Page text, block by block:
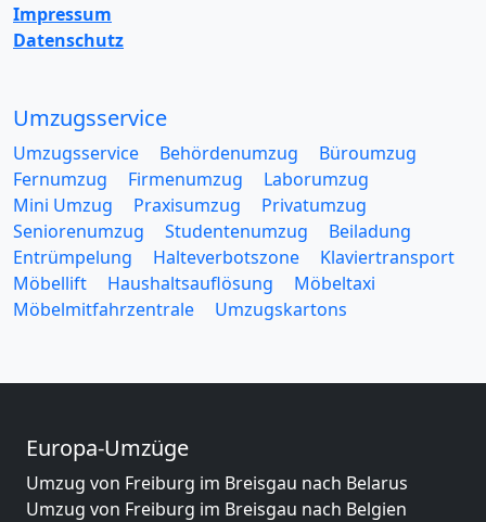
Impressum
Datenschutz
Umzugsservice
Umzugsservice Behördenumzug
Büroumzug
Fernumzug
Firmenumzug
Laborumzug
Mini Umzug
Praxisumzug
Privatumzug
Seniorenumzug
Studentenumzug
Beiladung
Entrümpelung
Halteverbotszone
Klaviertransport
Möbellift
Haushaltsauflösung
Möbeltaxi
Möbelmitfahrzentrale
Umzugskartons
Europa-Umzüge
Umzug von Freiburg im Breisgau nach Belarus
Umzug von Freiburg im Breisgau nach Belgien